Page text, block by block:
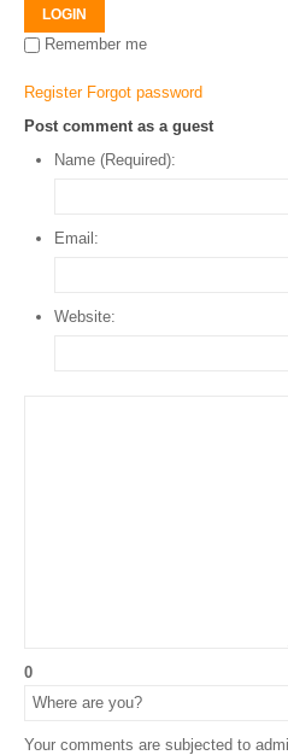
LOGIN
Remember me
Register Forgot password
Post comment as a guest
Name (Required):
Email:
Website:
0
Your comments are subjected to